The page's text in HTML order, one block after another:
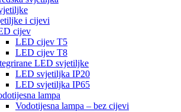
i cijevi
cijev
LED cijev T5
LED cijev T8
LED svjetiljke
LED svjetiljka IP20
LED svjetiljka IP65
lampa
Vodotijesna lampa – bez cijevi